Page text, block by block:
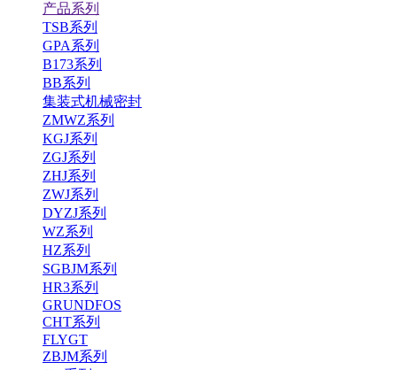
产品系列
TSB系列
GPA系列
B173系列
BB系列
集装式机械密封
ZMWZ系列
KGJ系列
ZGJ系列
ZHJ系列
ZWJ系列
DYZJ系列
WZ系列
HZ系列
SGBJM系列
HR3系列
GRUNDFOS
CHT系列
FLYGT
ZBJM系列